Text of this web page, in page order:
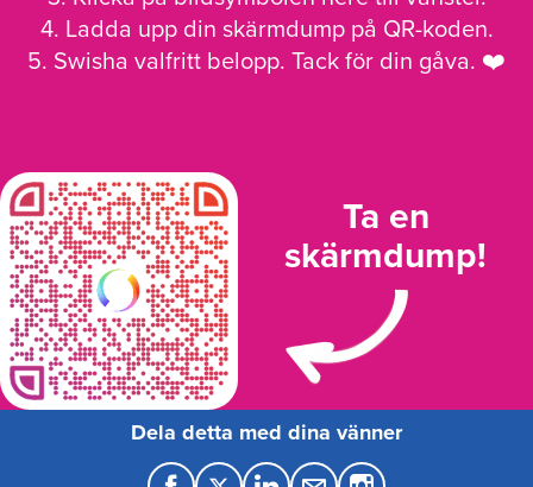
4. Ladda upp din skärmdump på QR-koden.
5. Swisha valfritt belopp. Tack för din gåva. ❤️
Ta en
skärmdump!
Dela detta med dina vänner